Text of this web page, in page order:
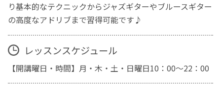
り基本的なテクニックからジャズギターやブルースギター
の高度なアドリブまで習得可能です♪
レッスンスケジュール
【開講曜日・時間】月・木・土・日曜日10：00～22：00